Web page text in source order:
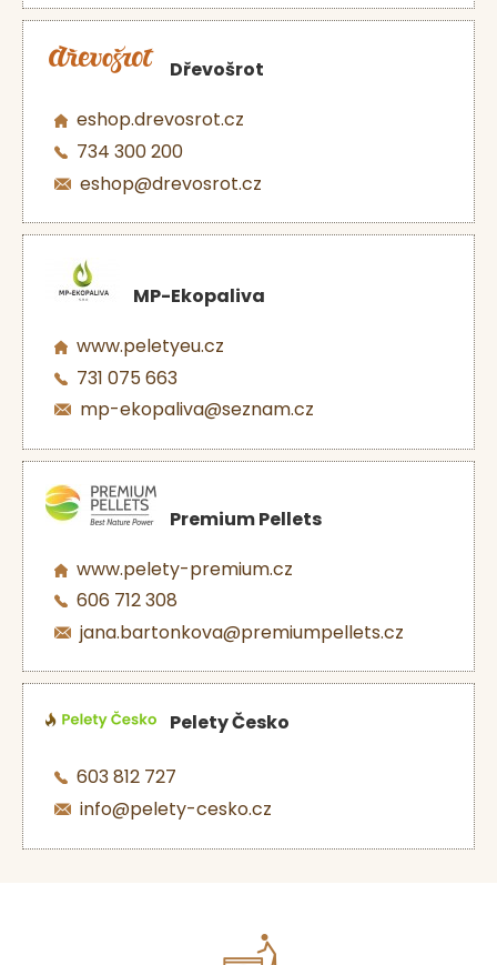
Dřevošrot
eshop.drevosrot.cz
734 300 200
eshop@drevosrot.cz
MP-Ekopaliva
www.peletyeu.cz
731 075 663
mp-ekopaliva@seznam.cz
Premium Pellets
www.pelety-premium.cz
606 712 308
jana.bartonkova@premiumpellets.cz
Pelety Česko
603 812 727
info@pelety-cesko.cz